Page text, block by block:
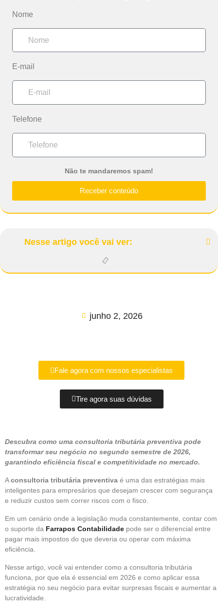
Nome
E-mail
Telefone
Não te mandaremos spam!
Receber conteúdo
Nesse artigo você vai ver:
junho 2, 2026
Fale agora com nossos especialistas
Tire agora suas dúvidas
Descubra como uma consultoria tributária preventiva pode
transformar seu negócio no segundo semestre de 2026,
garantindo eficiência fiscal e competitividade no mercado.
Aconsultoria tributária preventiva é uma das estratégias mais
inteligentes para empresários que desejam crescer com segurança
e reduzir custos sem correr riscos com o fisco.
Em um cenário onde a legislação muda constantemente, contar com
o suporte da Farrapos Contabilidade pode ser o diferencial entre
pagar mais impostos do que deveria ou operar com máxima
eficiência.
Nesse artigo, você vai entender como a consultoria tributária
funciona, por que ela é essencial em 2026 e como aplicar essa
estratégia no seu negócio para evitar surpresas fiscais e aumentar a
lucratividade.